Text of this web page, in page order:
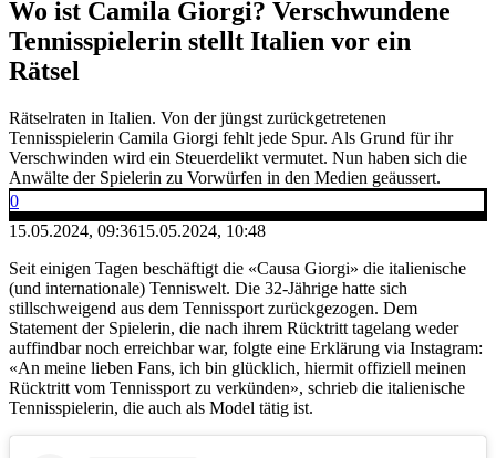
Wo ist Camila Giorgi? Verschwundene
Tennisspielerin stellt Italien vor ein
Rätsel
Rätselraten in Italien. Von der jüngst zurückgetretenen
Tennisspielerin Camila Giorgi fehlt jede Spur. Als Grund für ihr
Verschwinden wird ein Steuerdelikt vermutet. Nun haben sich die
Anwälte der Spielerin zu Vorwürfen in den Medien geäussert.
0
15.05.2024, 09:3615.05.2024, 10:48
Seit einigen Tagen beschäftigt die «Causa Giorgi» die italienische
(und internationale) Tenniswelt. Die 32-Jährige hatte sich
stillschweigend aus dem Tennissport zurückgezogen. Dem
Statement der Spielerin, die nach ihrem Rücktritt tagelang weder
auffindbar noch erreichbar war, folgte eine Erklärung via Instagram:
«An meine lieben Fans, ich bin glücklich, hiermit offiziell meinen
Rücktritt vom Tennissport zu verkünden», schrieb die italienische
Tennisspielerin, die auch als Model tätig ist.